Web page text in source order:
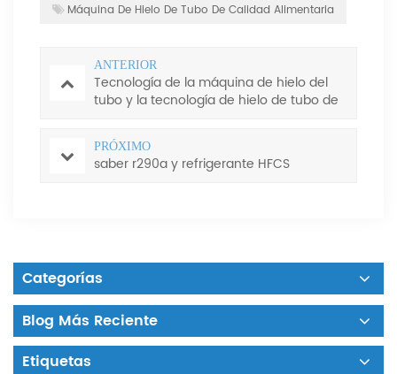
Máquina De Hielo De Tubo De Calidad Alimentaria
ANTERIOR
Tecnología de la máquina de hielo del
tubo y la tecnología de hielo de tubo de
PRÓXIMO
saber r290a y refrigerante HFCS
Categorías
Blog Más Reciente
Etiquetas